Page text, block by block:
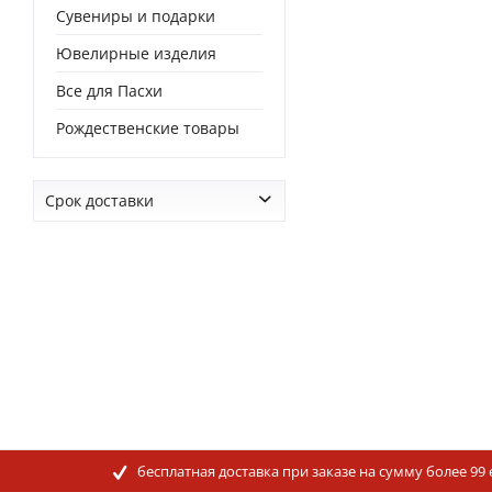
Сувениры и подарки
Ювелирные изделия
Все для Пасхи
Рождественские товары
Срок доставки
бесплатная доставка при заказе на сумму более 99